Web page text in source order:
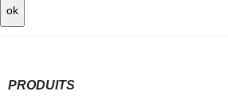
PRODUITS